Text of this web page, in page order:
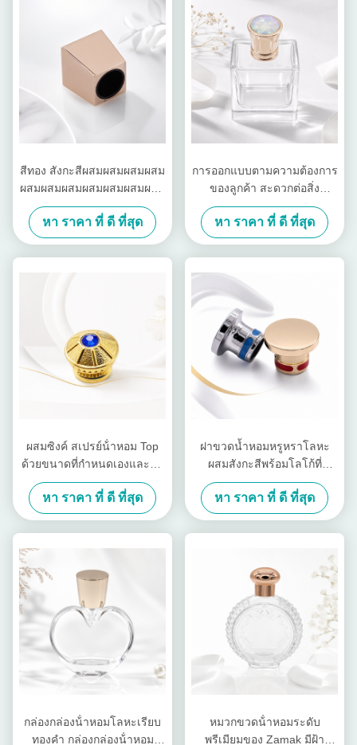
สีทอง สังกะสีผสมผสมผสมผสม
ผสมผสมผสมผสมผสมผสมผสม
ผสมผสมผสมผสมผสมผสมผสม
ผสมผสมผสมผสมผสมผสมผสม
ผสมผสมผสมผสมผสมผสมผสม
ผสมผสมผสมผสมผสมผสมผสม
หา ราคา ที่ ดี ที่สุด
การออกแบบตามความต้องการ
ของลูกค้า สะดวกต่อสิ่ง
แวดล้อม น้ําหอม Zamak หัว
ขวดน้ําหอม
หา ราคา ที่ ดี ที่สุด
ผสมซิงค์ สเปรย์น้ําหอม Top
ด้วยขนาดที่กําหนดเองและตก
แต่งอลังการสําหรับหอมหรู
หา ราคา ที่ ดี ที่สุด
ฝาขวดน้ำหอมหรูหราโลหะ
ผสมสังกะสีพร้อมโลโก้ที่
กำหนดเองและขัดเงากระจก
หา ราคา ที่ ดี ที่สุด
กล่องกล่องน้ําหอมโลหะเรียบ
ทองคํา กล่องกล่องน้ําหอม
หมวกขวดน้ําหอมระดับ
พรีเมียมของ Zamak มีฝ้า